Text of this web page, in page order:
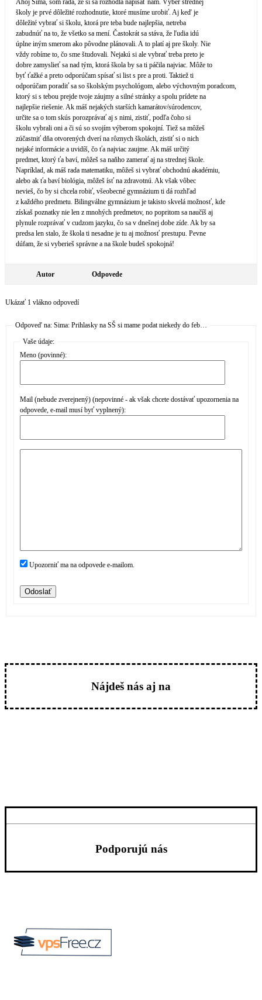
Ahoj Sima, som rada, že si sa rozhodla napísať nám. Výber strednej
školy je prvé dôležité rozhodnutie, ktoré musíme urobiť. Aj keď je
dôležité vybrať si školu, ktorá pre teba bude najlepšia, netreba
zabudnúť na to, že všetko sa mení. Častokrát sa stáva, že ľudia idú
úplne iným smerom ako pôvodne plánovali. A to platí aj pre školy. Nie
vždy robíme to, čo sme študovali. Nejakú si ale vybrať treba preto je
dobre zamyslieť sa nad tým, ktorá škola by sa ti páčila najviac. Môže to
byť ťažké a preto odporúčam spísať si list s pre a proti. Taktiež ti
odporúčam poradiť sa so školským psychológom, alebo výchovným poradcom,
ktorý si s tebou prejde tvoje záujmy a silné stránky a spolu prídete na
najlepšie riešenie. Ak máš nejakých starších kamarátov/súro­dencov,
určite sa o tom skús porozprávať aj s nimi, zistiť, podľa čoho si
školu vybrali oni a či sú so svojím výberom spokojní. Tiež sa môžeš
zúčastniť dňa otvorených dverí na rôznych školách, zistiť si o nich
nejaké informácie a uvidíš, čo ťa najviac zaujme. Ak máš určitý
predmet, ktorý ťa baví, môžeš sa naňho zamerať aj na strednej škole.
Napríklad, ak máš rada matematiku, môžeš si vybrať obchodnú akadémiu,
alebo ak ťa baví biológia, môžeš ísť na zdravotnú. Ak však vôbec
nevieš, čo by si chcela robiť, všeobecné gymnázium ti dá rozhľad
z každého predmetu. Bilingválne gymnázium je takisto skvelá možnosť, kde
získaš poznatky nie len z mnohých predmetov, no popritom sa naučíš aj
plynule rozprávať v cudzom jazyku, čo sa v dnešnej dobe zíde. Ak by sa
predsa len stalo, že škola ti nesadne je tu aj možnosť prestupu. Pevne
dúfam, že si vyberieš správne a na škole budeš spokojná!
Autor Odpovede
Ukázať 1 vlákno odpovedí
Odpoveď na: Sima: Prihlasky na SŠ si mame podat niekedy do feb…
Vaše údaje:
Meno (povinné):
Mail (nebude zverejnený) (nepovinné - ak však chcete dostávať upozornenia na
odpovede, e-mail musí byť vyplnený):
Upozorniť ma na odpovede e-mailom.
Odoslať
Nájdeš nás aj na
Podporujú nás